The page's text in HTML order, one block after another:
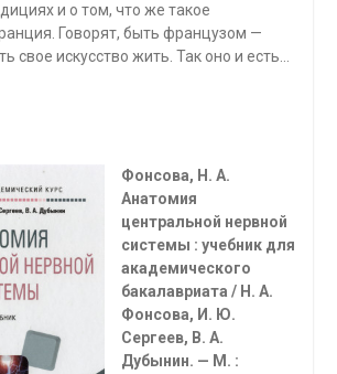
и о том, что же такое
Говорят, быть французом —
свое искусство жить. Так оно и есть…
Фонсова, Н. А.
Анатомия
центральной нервной
системы : учебник для
академического
бакалав­риата / Н. А.
Фонсова, И. Ю.
Сергеев, В. А.
Дубынин. — М. :